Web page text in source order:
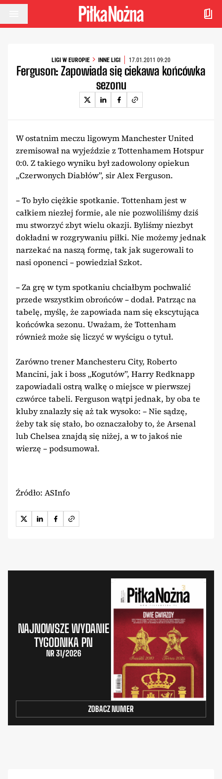
Przejdź do treści
LIGI W EUROPIE INNE LIGI 17.01.2011 09:20
Ferguson: Zapowiada się ciekawa końcówka
sezonu
W ostatnim meczu ligowym Manchester United
zremisował na wyjeździe z Tottenhamem Hotspur
0:0. Z takiego wyniku był zadowolony opiekun
„Czerwonych Diabłów”, sir Alex Ferguson.
– To było ciężkie spotkanie. Tottenham jest w
całkiem niezłej formie, ale nie pozwoliliśmy dziś
mu stworzyć zbyt wielu okazji. Byliśmy niezbyt
dokładni w rozgrywaniu piłki. Nie możemy jednak
narzekać na naszą formę, tak jak sugerowali to
nasi oponenci – powiedział Szkot.
– Za grę w tym spotkaniu chciałbym pochwalić
przede wszystkim obrońców – dodał. Patrząc na
tabelę, myślę, że zapowiada nam się ekscytująca
końcówka sezonu. Uważam, że Tottenham
również może się liczyć w wyścigu o tytuł.
Zarówno trener Manchesteru City, Roberto
Mancini, jak i boss „Kogutów”, Harry Redknapp
zapowiadali ostrą walkę o miejsce w pierwszej
czwórce tabeli. Ferguson wątpi jednak, by oba te
kluby znalazły się aż tak wysoko: – Nie sądzę,
żeby tak się stało, bo oznaczałoby to, że Arsenal
lub Chelsea znajdą się niżej, a w to jakoś nie
wierzę – podsumował.
Źródło: ASInfo
NAJNOWSZE WYDANIE
TYGODNIKA PN
NR 31/2026
ZOBACZ NUMER